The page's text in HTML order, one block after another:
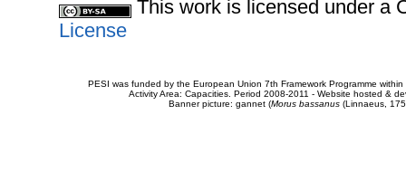
This work is licensed under a
License
PESI was funded by the European Union 7th Framework Programme
Activity Area: Capacities. Period 2008-2011 - Website hosted &
Banner picture: gannet (Morus bassanus(Linnaeus,